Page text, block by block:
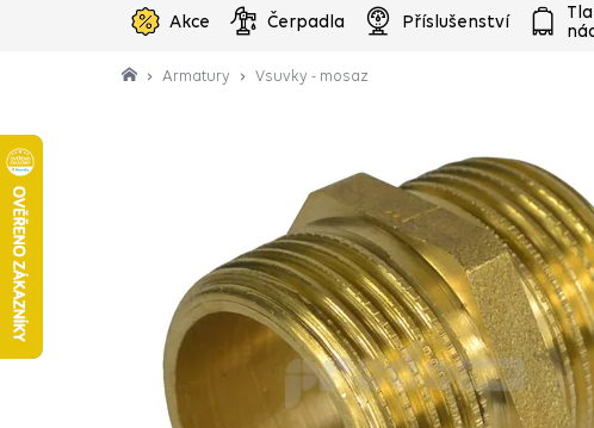
Akce Čerpadla Příslušenství
Armatury Vsuvky - mosaz